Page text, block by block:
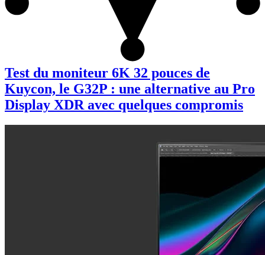
Test du moniteur 6K 32 pouces de
Kuycon, le G32P : une alternative au Pro
Display XDR avec quelques compromis